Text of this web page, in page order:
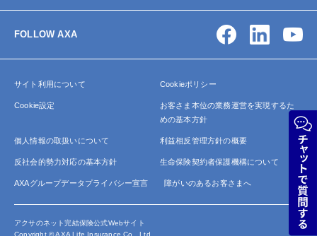
お手続きガイド
保険金・給付金の請求
アクサ生命について
FOLLOW AXA
サイト利用について Cookieポリシー
Cookie設定
お客さま本位の業務運営を実現するた
めの基本方針
個人情報の取扱いについて 利益相反管理方針の概要
反社会的勢力対応の基本方針 生命保険契約者保護機構について
AXAグループデータプライバシー宣言 障がいのあるお客さまへ
アクサのネット完結保険公式Webサイト
Copyright © AXA Life Insurance Co., Ltd.